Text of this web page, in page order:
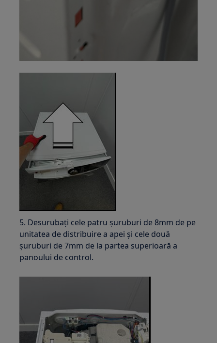
5. Desurubați cele patru șuruburi de 8mm de pe
unitatea de distribuire a apei și cele două
șuruburi de 7mm de la partea superioară a
panoului de control.